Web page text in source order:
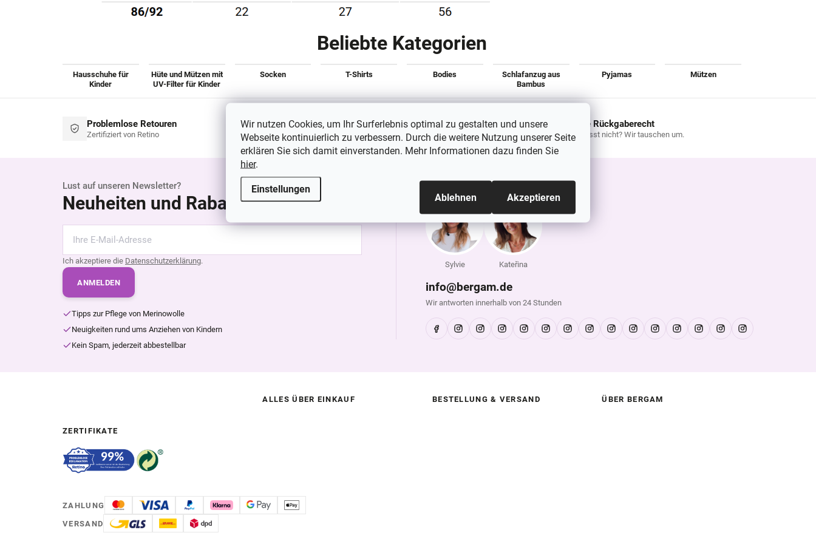
Wir nutzen Cookies, um Ihr Surferlebnis optimal zu gestalten und unsere
Webseite kontinuierlich zu verbessern. Durch die weitere Nutzung unserer Seite
erklären Sie sich damit einverstanden. Mehr Informationen dazu finden Sie
hier.
Einstellungen
Ablehnen Akzeptieren
Beliebte Kategorien
Hausschuhe für
Kinder
Hüte und Mützen mit
UV-Filter für Kinder
Socken T-Shirts Bodies
Schlafanzug aus
Bambus
Pyjamas Mützen
Problemlose Retouren
Zertifiziert von Retino
Kostenloser Versand ab 80 EUR
Lieferung innerhalb von 24 h
45 Tage Rückgaberecht
Größe passt nicht? Wir tauschen um.
Lust auf unseren Newsletter?
Neuheiten und Rabatte als Erste
Ich akzeptiere die Datenschutzerklärung.
ANMELDEN
Tipps zur Pflege von Merinowolle
Neuigkeiten rund ums Anziehen von Kindern
Kein Spam, jederzeit abbestellbar
WIR SIND FÜR SIE DA
Sylvie Kateřina
info@bergam.de
Wir antworten innerhalb von 24 Stunden
ZERTIFIKATE
ALLES ÜBER EINKAUF BESTELLUNG & VERSAND ÜBER BERGAM
ZAHLUNG
VERSAND